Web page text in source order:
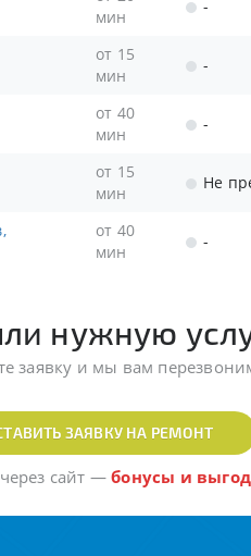
мин
-
от 15
мин
-
от 40
мин
-
от 15
мин
Не
от 40
мин
-
нужную
заявку и мы вам
ЗАЯВКУ НА РЕМОНТ
сайт —бонусы и